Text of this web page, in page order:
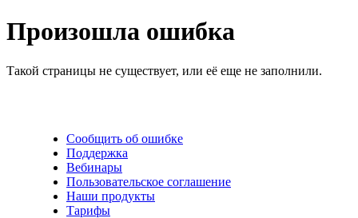
Произошла ошибка
Такой страницы не существует, или её еще не заполнили.
Сообщить об ошибке
Поддержка
Вебинары
Пользовательское соглашение
Наши продукты
Тарифы